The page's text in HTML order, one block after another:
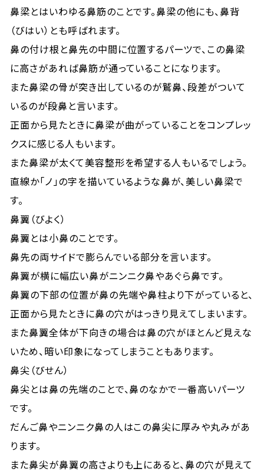
鼻梁とはいわゆる鼻筋のことです。鼻梁の他にも、鼻背
（びはい）とも呼ばれます。
鼻の付け根と鼻先の中間に位置するパーツで、この鼻梁
に高さがあれば鼻筋が通っていることになります。
また鼻梁の骨が突き出しているのが鷲鼻、段差がついて
いるのが段鼻と言います。
正面から見たときに鼻梁が曲がっていることをコンプレッ
クスに感じる人もいます。
また鼻梁が太くて美容整形を希望する人もいるでしょう。
直線か「ノ」の字を描いているような鼻が、美しい鼻梁で
す。
鼻翼（びよく）
鼻翼とは小鼻のことです。
鼻先の両サイドで膨らんでいる部分を言います。
鼻翼が横に幅広い鼻がニンニク鼻やあぐら鼻です。
鼻翼の下部の位置が鼻の先端や鼻柱より下がっていると、
正面から見たときに鼻の穴がはっきり見えてしまいます。
また鼻翼全体が下向きの場合は鼻の穴がほとんど見えな
いため、暗い印象になってしまうこともあります。
鼻尖（びせん）
鼻尖とは鼻の先端のことで、鼻のなかで一番高いパーツ
です。
だんご鼻やニンニク鼻の人はこの鼻尖に厚みや丸みがあ
ります。
また鼻尖が鼻翼の高さよりも上にあると、鼻の穴が見えて